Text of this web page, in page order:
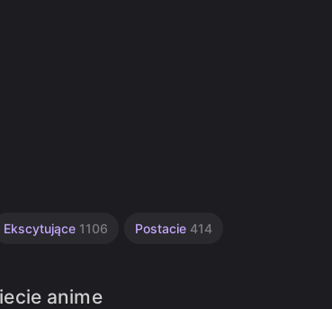
Ekscytujące 1106 Postacie 414
anime